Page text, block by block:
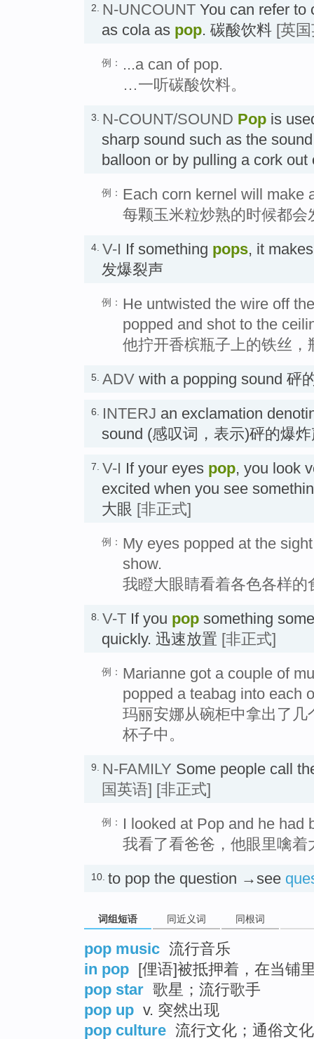
2. N-UNCOUNT You can refer to
as cola as pop. 碳酸饮料 [英
例：
...a can of pop.
…一听碳酸饮料。
3. N-COUNT/SOUND Pop is
sharp sound such as the
balloon or by pulling a cork
例： Each corn kernel will make
每颗玉米粒炒熟的时候都会
4. V-I If something pops, it
发爆裂声
例： He untwisted the wire off
popped and shot to the
他拧开香槟瓶子上的铁丝
5. ADV with a popping sound 砰
6. INTERJ an exclamation
sound (感叹词，表示)砰的爆
7. V-I If your eyes pop, you look
excited when you see
大眼 [非正式]
例： My eyes popped at the
show.
我瞪大眼睛看着各色各样的
8. V-T If you pop something
quickly. 迅速放置 [非正式]
例： Marianne got a couple of
popped a teabag into each
玛丽安娜从碗柜中拿出了
杯子中。
9. N-FAMILY Some people call
国英语] [非正式]
例：
I looked at Pop and he had
我看了看爸爸，他眼里噙着
10. to pop the question →see
词组短语 同近义词 同根词
pop music 流行音乐
in pop [俚语]被抵押着，在当铺
pop star 歌星；流行歌手
pop up v. 突然出现
pop culture 流行文化；通俗文